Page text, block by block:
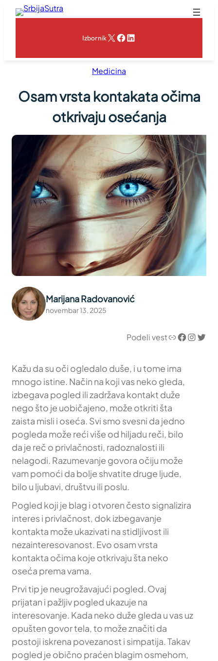
Skoči
IzbornikX Facebook
LinkedIn
Medicina
Osam vrsta kontakata očima
otkrivaju osećanja
Marijana Radovanović
novembar 13, 2025
Podeli vestLink Facebook InstagramTwitter
Kažu da su oči ogledalo duše, i u tome ima
mnogo istine. Način na koji vas neko gleda,
izbegava pogled ili zadržava kontakt duže
nego što je uobičajeno, može otkriti šta
zaista misli i oseća. Svi smo svesni da jedno
pogleda može reći više od hiljadu reči, bilo
da je reč o privlačnosti, radoznalosti ili
nelagodi. Razumevanje govora očiju može
vam pomoći da bolje shvatite druge ljude,
bilo u ljubavi, društvu ili poslu.
Pogled koji je blag i otvoren često signalizira
interes i privlačnost, dok izbegavanje
kontakta može ukazivati na stidljivost ili
nezainteresovanost. Evo osam vrsta
kontakta očima koje otkrivaju šta neko
oseća prema vama.
Prvi tip je neugrožavajući pogled. Ovaj
prijatan i pažljiv pogled ukazuje na
interesovanje. Kada neko duže gleda u vas uz
opušten govor tela, to može značiti da
postoji iskrena povezanost i simpatija. Takav
pogled je obično praćen blagim osmehom,